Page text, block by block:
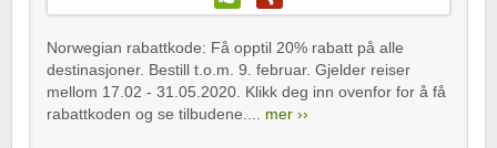
Norwegian rabattkode: Få opptil 20% rabatt på alle
destinasjoner. Bestill t.o.m. 9. februar. Gjelder reiser
mellom 17.02 - 31.05.2020. Klikk deg inn ovenfor for å få
rabattkoden og se tilbudene.... mer ››